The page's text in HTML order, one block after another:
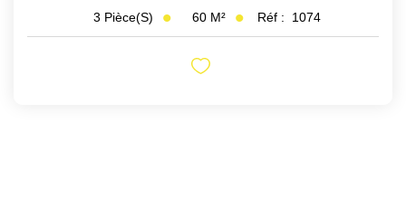
3 Pièce(s) 60 M² Réf : 1074